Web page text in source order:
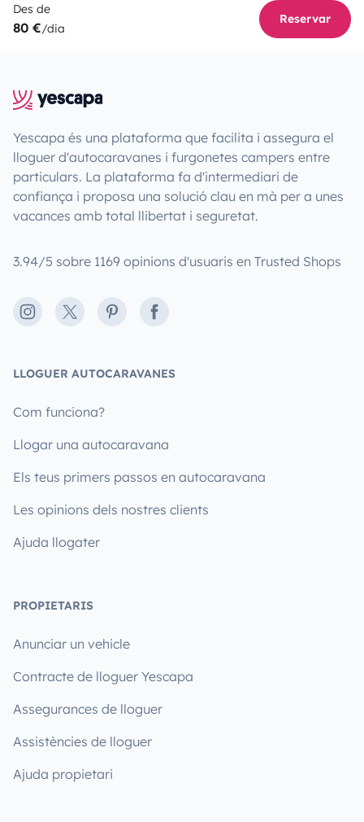
Des de
80 €/dia
Reservar
Yescapa és una plataforma que facilita i assegura el
lloguer d'autocaravanes i furgonetes campers entre
particulars. La plataforma fa d'intermediari de
confiança i proposa una solució clau en mà per a unes
vacances amb total llibertat i seguretat.
3.94/5 sobre 1169 opinions d'usuaris en Trusted Shops
Instagram
X PinterestFacebook
LLOGUER AUTOCARAVANES
Com funciona?
Llogar una autocaravana
Els teus primers passos en autocaravana
Les opinions dels nostres clients
Ajuda llogater
PROPIETARIS
Anunciar un vehicle
Contracte de lloguer Yescapa
Assegurances de lloguer
Assistències de lloguer
Ajuda propietari